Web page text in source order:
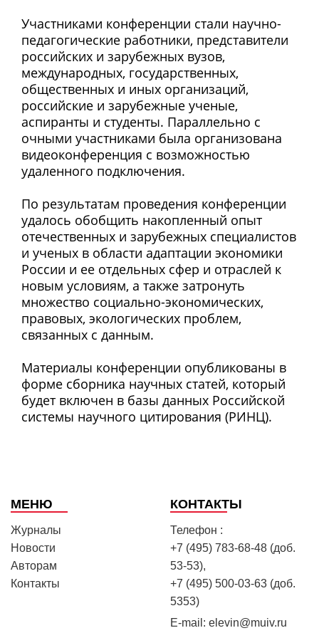
Участниками конференции стали научно-
педагогические работники, представители
российских и зарубежных вузов,
международных, государственных,
общественных и иных организаций,
российские и зарубежные ученые,
аспиранты и студенты. Параллельно с
очными участниками была организована
видеоконференция с возможностью
удаленного подключения.
По результатам проведения конференции
удалось обобщить накопленный опыт
отечественных и зарубежных специалистов
и ученых в области адаптации экономики
России и ее отдельных сфер и отраслей к
новым условиям, а также затронуть
множество социально-экономических,
правовых, экологических проблем,
связанных с данным.
Материалы конференции опубликованы в
форме сборника научных статей, который
будет включен в базы данных Российской
системы научного цитирования (РИНЦ).
МЕНЮ
Журналы
Новости
Авторам
Контакты
КОНТАКТЫ
Телефон :
+7 (495) 783-68-48 (доб.
53-53),
+7 (495) 500-03-63 (доб.
5353)
E-mail: elevin@muiv.ru